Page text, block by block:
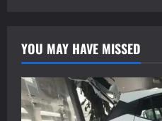
YOU MAY HAVE MISSED